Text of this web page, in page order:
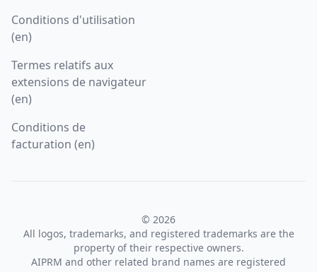
Conditions d'utilisation
(en)
Termes relatifs aux
extensions de navigateur
(en)
Conditions de
facturation (en)
© 2026
All logos, trademarks, and registered trademarks are the
property of their respective owners.
AIPRM and other related brand names are registered